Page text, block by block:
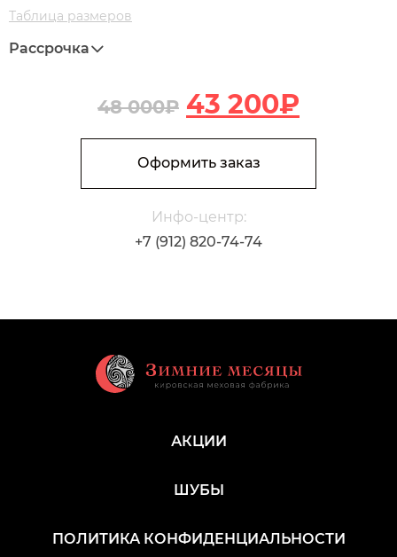
Таблица размеров
48 000₽ 43 200₽
Рассрочка
В корзину
Оформить заказ
Инфо-центр:
+7 (912) 820-74-74
АКЦИИ
ШУБЫ
ПОЛИТИКА КОНФИДЕНЦИАЛЬНОСТИ